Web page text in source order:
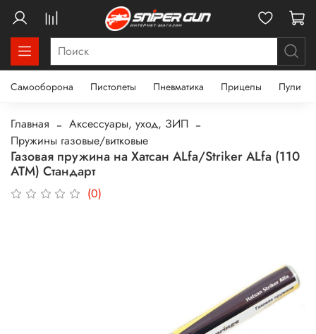
Самооборона Пистолеты Пневматика Прицелы Пули
Главная
Аксессуары, уход, ЗИП
Пружины газовые/витковые
Газовая пружина на Хатсан ALfa/Striker ALfa (110
АТМ) Стандарт
(0)